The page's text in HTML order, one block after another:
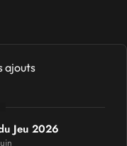
ajouts
Jeu 2026